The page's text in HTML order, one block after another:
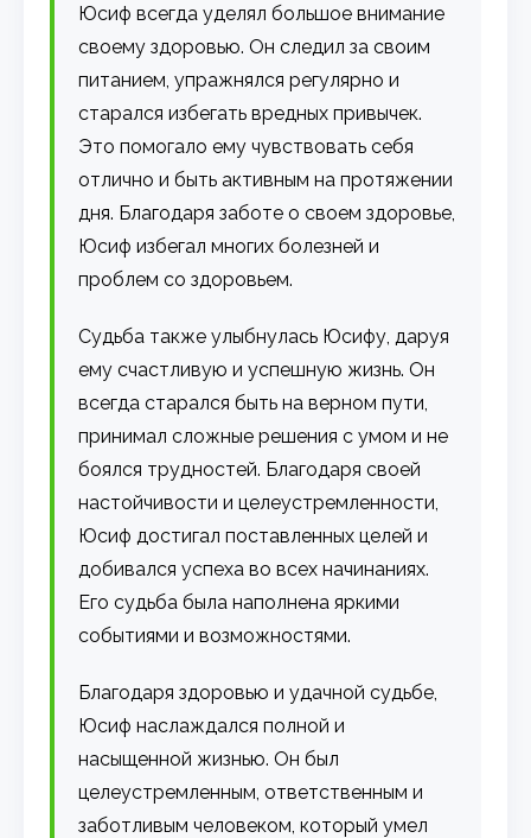
Юсиф всегда уделял большое внимание
своему здоровью. Он следил за своим
питанием, упражнялся регулярно и
старался избегать вредных привычек.
Это помогало ему чувствовать себя
отлично и быть активным на протяжении
дня. Благодаря заботе о своем здоровье,
Юсиф избегал многих болезней и
проблем со здоровьем.
Судьба также улыбнулась Юсифу, даруя
ему счастливую и успешную жизнь. Он
всегда старался быть на верном пути,
принимал сложные решения с умом и не
боялся трудностей. Благодаря своей
настойчивости и целеустремленности,
Юсиф достигал поставленных целей и
добивался успеха во всех начинаниях.
Его судьба была наполнена яркими
событиями и возможностями.
Благодаря здоровью и удачной судьбе,
Юсиф наслаждался полной и
насыщенной жизнью. Он был
целеустремленным, ответственным и
заботливым человеком, который умел